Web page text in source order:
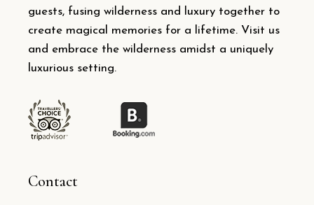
guests, fusing wilderness and luxury together to
create magical memories for a lifetime. Visit us
and embrace the wilderness amidst a uniquely
luxurious setting.
Contact